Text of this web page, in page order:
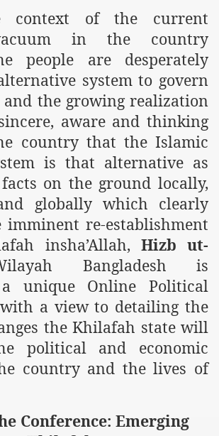
context of the current
in the country
people are desperately
system to govern
the growing realization
aware and thinking
country that the Islamic
is that alternative as
on the ground locally,
globally which clearly
re-establishment
insha’Allah, Hizb ut-
Bangladesh is
unique Online Political
with a view to detailing the
the Khilafah state will
political and economic
country and the lives of
Conference: Emerging